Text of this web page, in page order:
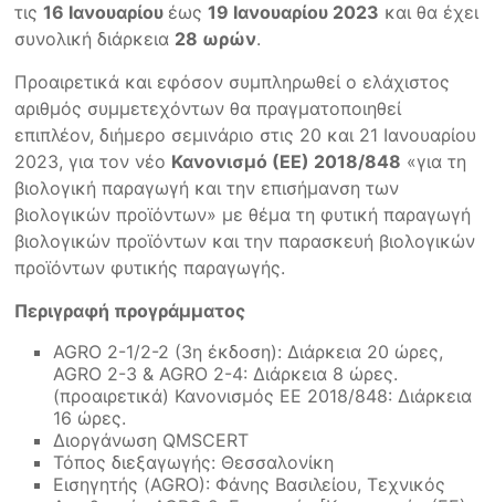
τις16 Ιανουαρίου έως19 Ιανουαρίου 2023 και θα έχει
συνολική διάρκεια 28 ωρών.
Προαιρετικά και εφόσον συμπληρωθεί ο ελάχιστος
αριθμός συμμετεχόντων θα πραγματοποιηθεί
επιπλέον, διήμερο σεμινάριο στις 20 και 21 Ιανουαρίου
2023, για τον νέο Κανονισμό (ΕΕ) 2018/848 «για τη
βιολογική παραγωγή και την επισήμανση των
βιολογικών προϊόντων» με θέμα τη φυτική παραγωγή
βιολογικών προϊόντων και την παρασκευή βιολογικών
προϊόντων φυτικής παραγωγής.
Περιγραφή προγράμματος
AGRO 2-1/2-2 (3η έκδοση): Διάρκεια 20 ώρες,
AGRO 2-3 & AGRO 2-4: Διάρκεια 8 ώρες.
(προαιρετικά) Κανονισμός ΕΕ 2018/848: Διάρκεια
16 ώρες.
Διοργάνωση QMSCERT
Τόπος διεξαγωγής: Θεσσαλονίκη
Εισηγητής (AGRO): Φάνης Βασιλείου, Τεχνικός